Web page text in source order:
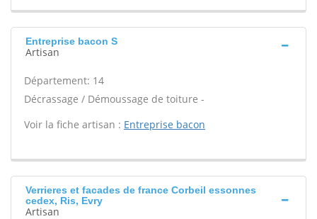
Entreprise bacon S
Artisan
Département: 14
Décrassage / Démoussage de toiture -
Voir la fiche artisan : Entreprise bacon
Verrieres et facades de france Corbeil essonnes
cedex, Ris, Evry
Artisan